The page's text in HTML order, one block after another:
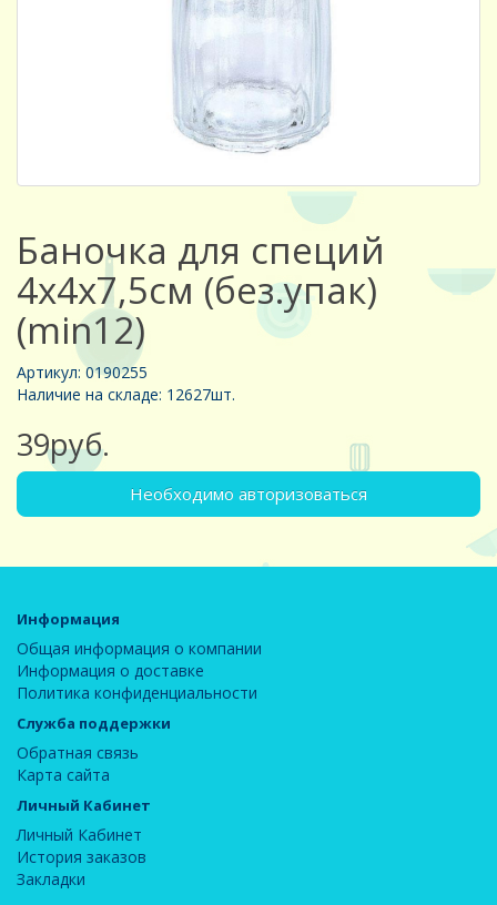
Баночка для специй
4х4х7,5см (без.упак)
(min12)
Артикул: 0190255
Наличие на складе: 12627шт.
39руб.
Необходимо авторизоваться
Информация
Общая информация о компании
Информация о доставке
Политика конфиденциальности
Служба поддержки
Обратная связь
Карта сайта
Личный Кабинет
Личный Кабинет
История заказов
Закладки